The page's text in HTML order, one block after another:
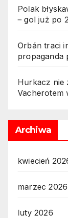
Polak
– gol już po
Orbán traci
propaganda
Hurkacz nie
Vacherotem
Archiwa
kwiecień
marzec 2026
luty 2026